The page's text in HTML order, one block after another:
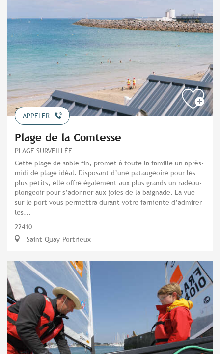
APPELER
Plage de la Comtesse
PLAGE SURVEILLÉE
Cette plage de sable fin, promet à toute la famille un après-
midi de plage idéal. Disposant d’une pataugeoire pour les
plus petits, elle offre également aux plus grands un radeau-
plongeoir pour s’adonner aux joies de la baignade. La vue
sur le port vous permettra durant votre farniente d’admirer
les...
22410
Saint-Quay-Portrieux